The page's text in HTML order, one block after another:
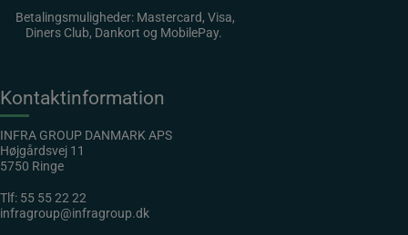
Betalingsmuligheder: Mastercard, Visa,
Diners Club, Dankort og MobilePay.
Kontaktinformation
INFRA GROUP DANMARK APS
Højgårdsvej 11
5750 Ringe
Tlf: 55 55 22 22
infragroup@infragroup.dk